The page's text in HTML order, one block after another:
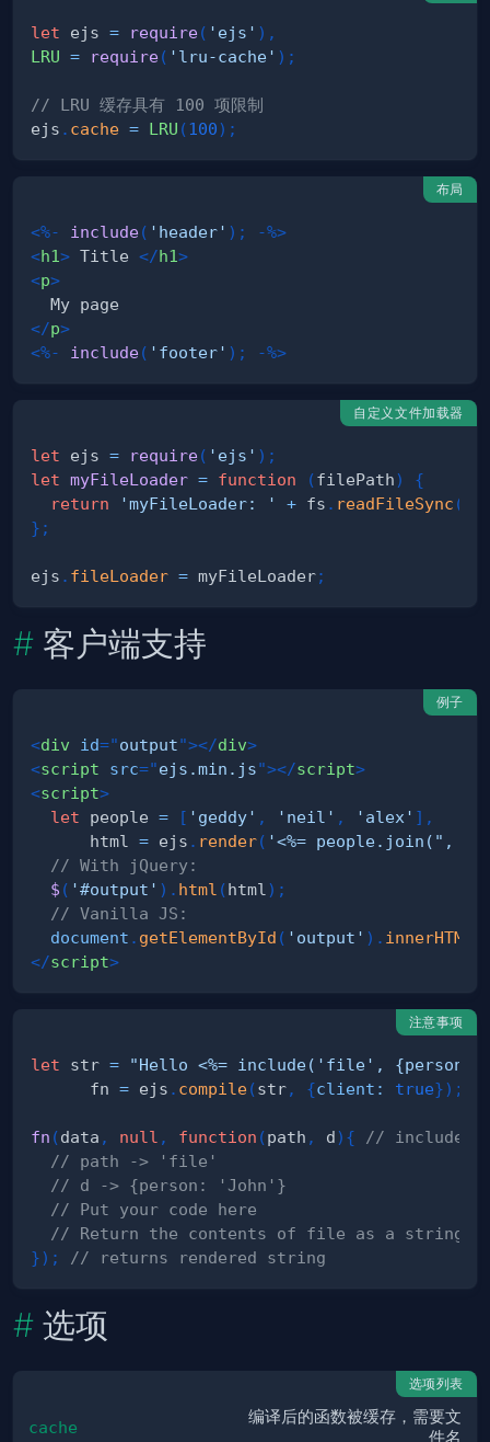
let ejs = require( 'ejs' ) ,
LRU = require( 'lru-cache' ) ;
// LRU 缓存具有 100 项限制
ejs . cache = LRU (100) ;
布局
<%- include( 'header' ) ;
-%>
<h1> Title </h1>
<p>
</p>
<%-
include( 'footer' ) ; -%>
自定义文件加载器
let ejs = require( 'ejs' ) ;
let myFileLoader = function (filePath)
{
return
'myFileLoader: ' + fs . readFileSync (
} ;
ejs . fileLoader = myFileLoader;
客户端支持
例子
<div id="output"></div>
<script src="ejs.min.js"></script>
<script>
let people = [ 'geddy' , 'neil' , 'alex' ] ,
      html
= ejs . render( '<%= people.join(",
// With jQuery:
$ ( '#output' ) . html (html ) ;
// Vanilla JS:
document . getElementById ( 'output' ) . innerHTML
</script>
注意事项
let str =
"Hello <%= include('file', {person:
      fn
= ejs . compile(str, {client : true}) ;
fn (data , null , function (path , d) {
// include
// path -> 'file'
// d -> {person: 'John'}
// Put your code here
// Return the contents of file as a string
}) ; // returns rendered string
选项
选项列表
cache
编译后的函数被缓存，需要文
件名